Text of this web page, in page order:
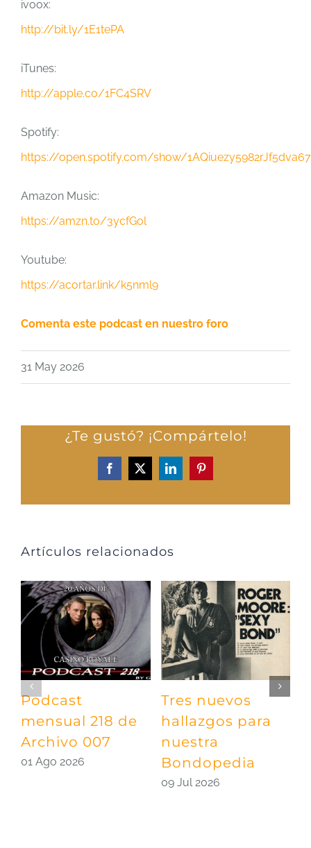
ivoox:
http://bit.ly/1E1tePA
iTunes:
http://apple.co/1FC4SRV
Spotify:
https://open.spotify.com/show/
Amazon Music:
https://amzn.to/3ycfGol
Youtube:
https://acortar.link/k5nml9
Comenta este podcast en nuestro foro
31 May 2026
¿Te gustó? ¡Compártelo!
Facebook
X LinkedInPinterest
Artículos relacionados
Podcast
mensual 218 de
Archivo 007
01 Ago 2026
Tres nuevos
hallazgos para
nuestra
Bondopedia
09 Jul 2026